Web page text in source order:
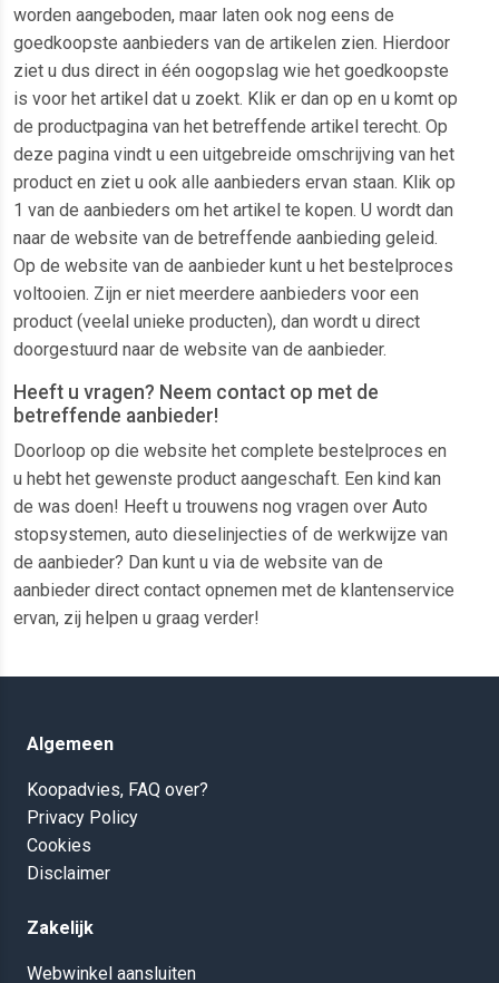
worden aangeboden, maar laten ook nog eens de
goedkoopste aanbieders van de artikelen zien. Hierdoor
ziet u dus direct in één oogopslag wie het goedkoopste
is voor het artikel dat u zoekt. Klik er dan op en u komt op
de productpagina van het betreffende artikel terecht. Op
deze pagina vindt u een uitgebreide omschrijving van het
product en ziet u ook alle aanbieders ervan staan. Klik op
1 van de aanbieders om het artikel te kopen. U wordt dan
naar de website van de betreffende aanbieding geleid.
Op de website van de aanbieder kunt u het bestelproces
voltooien. Zijn er niet meerdere aanbieders voor een
product (veelal unieke producten), dan wordt u direct
doorgestuurd naar de website van de aanbieder.
Heeft u vragen? Neem contact op met de
betreffende aanbieder!
Doorloop op die website het complete bestelproces en
u hebt het gewenste product aangeschaft. Een kind kan
de was doen! Heeft u trouwens nog vragen over Auto
stopsystemen, auto dieselinjecties of de werkwijze van
de aanbieder? Dan kunt u via de website van de
aanbieder direct contact opnemen met de klantenservice
ervan, zij helpen u graag verder!
Algemeen
Koopadvies, FAQ over?
Privacy Policy
Cookies
Disclaimer
Zakelijk
Webwinkel aansluiten